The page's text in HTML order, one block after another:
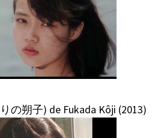
りの朔子) de Fukada Kôji (2013)